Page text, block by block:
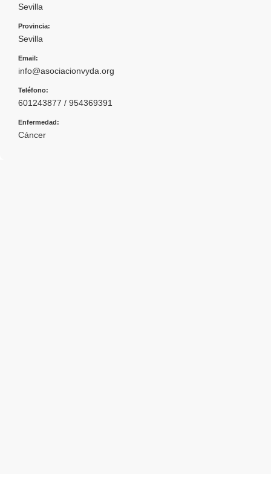
Sevilla
Provincia:
Sevilla
Email:
info@asociacionvyda.org
Teléfono:
601243877 / 954369391
Enfermedad:
Cáncer